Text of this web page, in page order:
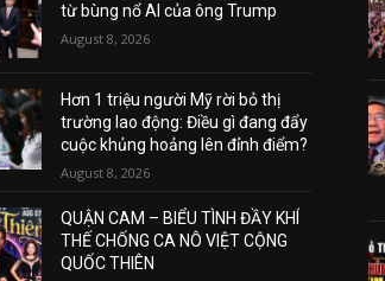
từ bùng nổ AI của ông Trump
August 8, 2026
Hơn 1 triệu người Mỹ rời bỏ thị
trường lao động: Điều gì đang đẩy
cuộc khủng hoảng lên đỉnh điểm?
August 8, 2026
QUẬN CAM – BIỂU TÌNH ĐẦY KHÍ
THẾ CHỐNG CA NÔ VIỆT CỘNG
QUỐC THIÊN